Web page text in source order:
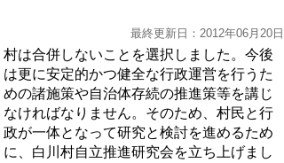
最終更新日：2012年06月20日
村は合併しないことを選択しました。今後
は更に安定的かつ健全な行政運営を行うた
めの諸施策や自治体存続の推進策等を講じ
なければなりません。そのため、村民と行
政が一体となって研究と検討を進めるため
に、白川村自立推進研究会を立ち上げまし